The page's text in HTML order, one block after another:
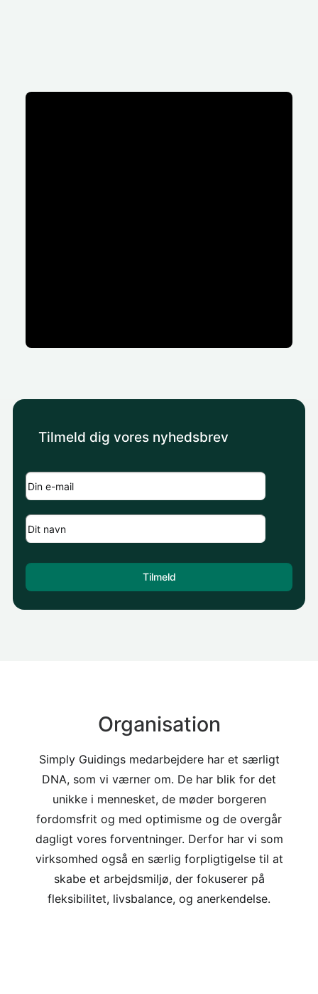
Tilmeld dig vores nyhedsbrev
Organisation
Simply Guidings medarbejdere har et særligt
DNA, som vi værner om. De har blik for det
unikke i mennesket, de møder borgeren
fordomsfrit og med optimisme og de overgår
dagligt vores forventninger. Derfor har vi som
virksomhed også en særlig forpligtigelse til at
skabe et arbejdsmiljø, der fokuserer på
fleksibilitet, livsbalance, og anerkendelse.